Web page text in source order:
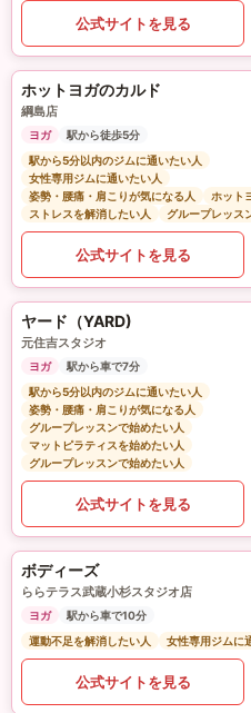
公式サイトを見る
ホットヨガのカルド
綱島店
ヨガ
駅から徒歩5分
駅から5分以内のジムに通いたい人
女性専用ジムに通いたい人
姿勢・腰痛・肩こりが気になる人
ホット
ストレスを解消したい人
グループレッス
公式サイトを見る
ヤード（YARD)
元住吉スタジオ
ヨガ
駅から車で7分
駅から5分以内のジムに通いたい人
姿勢・腰痛・肩こりが気になる人
グループレッスンで始めたい人
マットピラティスを始めたい人
グループレッスンで始めたい人
公式サイトを見る
ボディーズ
ららテラス武蔵小杉スタジオ店
ヨガ
駅から車で10分
運動不足を解消したい人
女性専用ジムに
公式サイトを見る